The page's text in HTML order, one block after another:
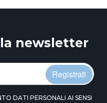
newsletter
Registrati
DATI PERSONALI AI SENSI